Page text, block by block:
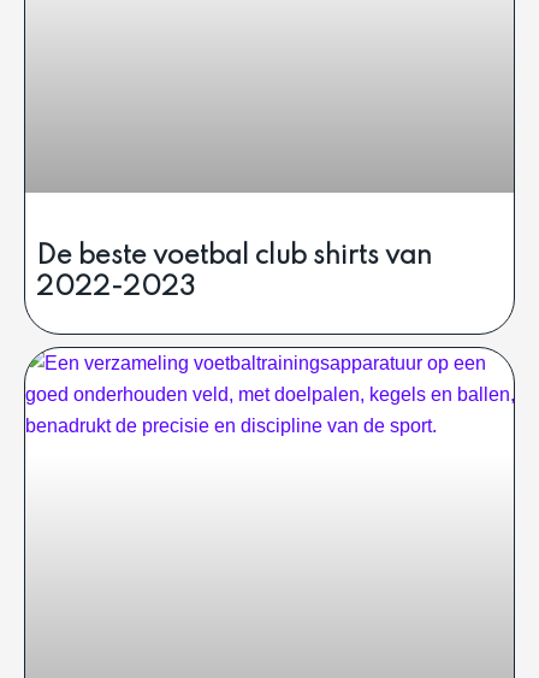
De beste voetbal club shirts van
2022-2023